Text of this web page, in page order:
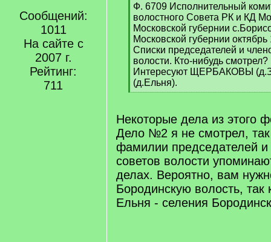
Сообщений:
1011
На сайте с
2007 г.
Рейтинг:
711
[
q
]
Ф. 6709 Исполнительный
волостного Совета РК и КД
Московской губернии
Московской губернии
Списки председателей и
волости. Кто-нибудь смотрел?
Интересуют ЩЕРБАКОВЫ
(д.Ельня).
[
q
]
Некоторые дела из этого
Дело №2 я не смотрел,
фамилии председателей и
советов волости
делах. Вероятно, вам
Бородинскую волость, так
Ельня - селения